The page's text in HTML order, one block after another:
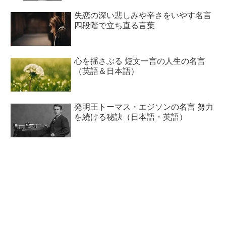
失恋の深い悲しみや辛さをいやす名言
四段階で立ち直る言葉
心を揺さぶる 短文一言の人生の名言
（英語＆日本語）
発明王トーマス・エジソンの名言 努力
を続ける秘訣（日本語・英語）